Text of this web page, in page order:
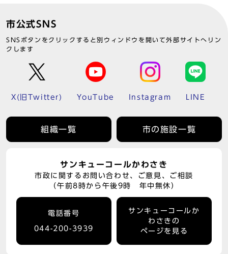
市公式SNS
SNSボタンをクリックすると別ウィンドウを開いて外部サイトへリン
クします
X(旧Twitter) YouTube Instagram LINE
組織一覧 市の施設一覧
サンキューコールかわさき
市政に関するお問い合わせ、ご意見、ご相談
（午前8時から午後9時 年中無休）
電話番号
044-200-3939
サンキューコールか
わさきの
ページを見る